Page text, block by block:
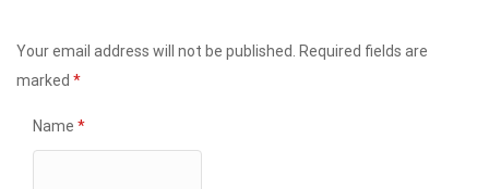
Your email address will not be published. Required fields are
marked *
Name *